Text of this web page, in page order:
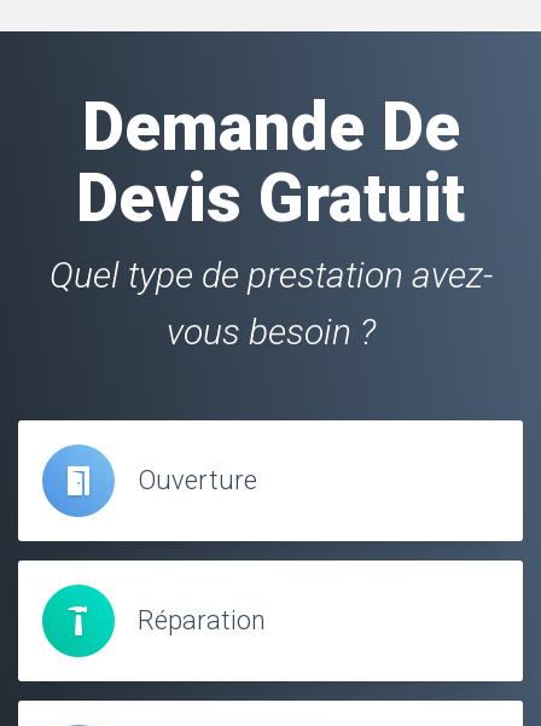
Demande De
Devis Gratuit
Quel type de prestation avez-
vous besoin ?
Ouverture
Réparation